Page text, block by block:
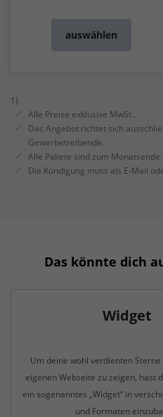
auswählen
1)
Alle Preise exklusive MwSt..
Das Angebot richtet sich
Gewerbetreibende.
Alle Pakete sind zum Monatsende
Die Kündigung muss als E-Mail
Das könnte dich
Widget
Um deine wohl verdienten
eigenen Webseite zu zeigen, hast
ein sogenanntes „Widget“ in
und Formaten